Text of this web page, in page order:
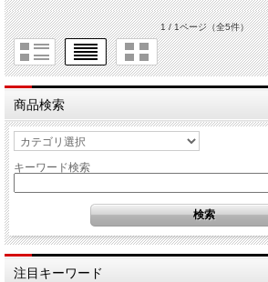
1 / 1ページ（全5件）
商品検索
キーワード検索
注目キーワード